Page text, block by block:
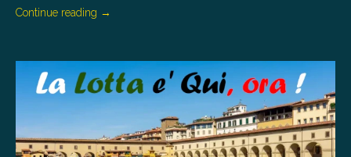
Continue reading →